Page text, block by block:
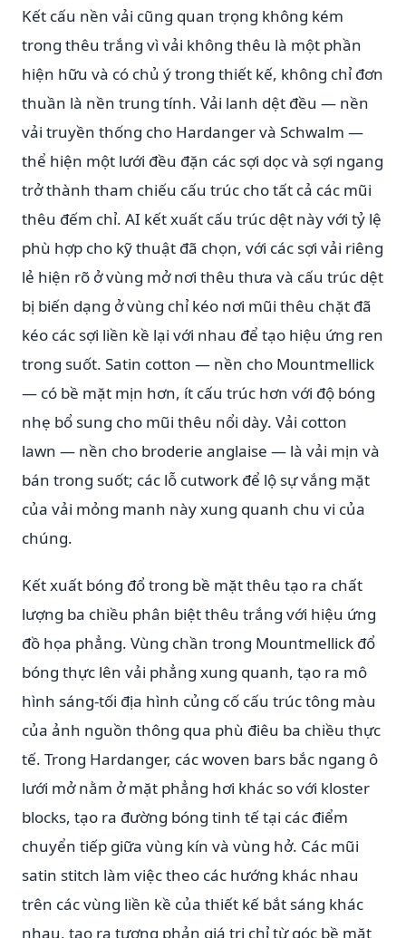
Kết cấu nền vải cũng quan trọng không kém
trong thêu trắng vì vải không thêu là một phần
hiện hữu và có chủ ý trong thiết kế, không chỉ đơn
thuần là nền trung tính. Vải lanh dệt đều — nền
vải truyền thống cho Hardanger và Schwalm —
thể hiện một lưới đều đặn các sợi dọc và sợi ngang
trở thành tham chiếu cấu trúc cho tất cả các mũi
thêu đếm chỉ. AI kết xuất cấu trúc dệt này với tỷ lệ
phù hợp cho kỹ thuật đã chọn, với các sợi vải riêng
lẻ hiện rõ ở vùng mở nơi thêu thưa và cấu trúc dệt
bị biến dạng ở vùng chỉ kéo nơi mũi thêu chặt đã
kéo các sợi liền kề lại với nhau để tạo hiệu ứng ren
trong suốt. Satin cotton — nền cho Mountmellick
— có bề mặt mịn hơn, ít cấu trúc hơn với độ bóng
nhẹ bổ sung cho mũi thêu nổi dày. Vải cotton
lawn — nền cho broderie anglaise — là vải mịn và
bán trong suốt; các lỗ cutwork để lộ sự vắng mặt
của vải mỏng manh này xung quanh chu vi của
chúng.
Kết xuất bóng đổ trong bề mặt thêu tạo ra chất
lượng ba chiều phân biệt thêu trắng với hiệu ứng
đồ họa phẳng. Vùng chần trong Mountmellick đổ
bóng thực lên vải phẳng xung quanh, tạo ra mô
hình sáng-tối địa hình củng cố cấu trúc tông màu
của ảnh nguồn thông qua phù điêu ba chiều thực
tế. Trong Hardanger, các woven bars bắc ngang ô
lưới mở nằm ở mặt phẳng hơi khác so với kloster
blocks, tạo ra đường bóng tinh tế tại các điểm
chuyển tiếp giữa vùng kín và vùng hở. Các mũi
satin stitch làm việc theo các hướng khác nhau
trên các vùng liền kề của thiết kế bắt sáng khác
nhau, tạo ra tương phản giá trị chỉ từ góc bề mặt